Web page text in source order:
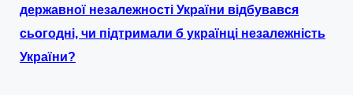
державної незалежності України відбувався
сьогодні, чи підтримали б українці незалежність
України?